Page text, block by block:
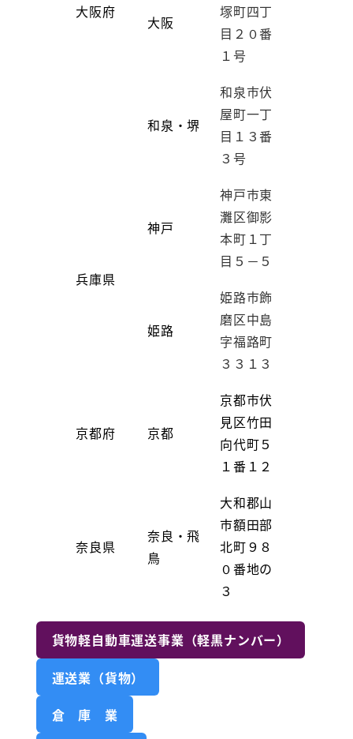
大阪府
大阪
塚町四丁
目２０番
１号
和泉・堺
和泉市伏
屋町一丁
目１３番
３号
兵庫県
神戸
神戸市東
灘区御影
本町１丁
目５－５
姫路
姫路市飾
磨区中島
字福路町
３３１３
京都府 京都
京都市伏
見区竹田
向代町５
１番１２
奈良県
奈良・飛
鳥
大和郡山
市額田部
北町９８
０番地の
３
貨物軽自動車運送事業（軽黒ナンバー）
運送業（貨物）
倉 庫 業